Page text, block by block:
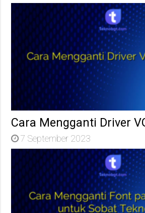
Cara Mengganti Driver
7 September 2023